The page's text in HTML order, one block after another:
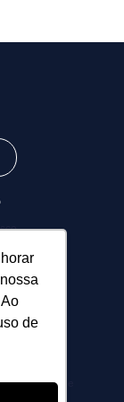
de
Privacidade